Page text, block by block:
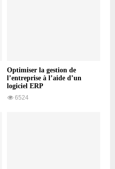
Optimiser la gestion de
l’entreprise à l’aide d’un
logiciel ERP
6524